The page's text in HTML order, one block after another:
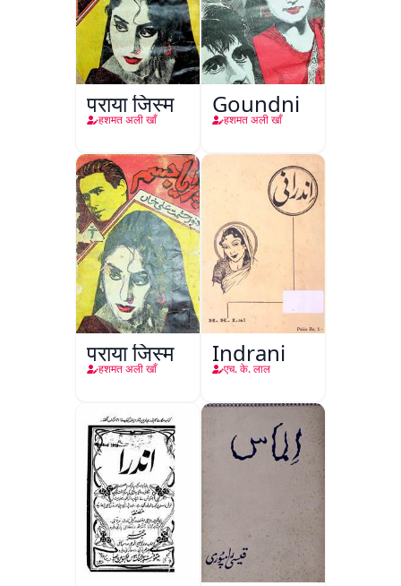
पराया जिस्म
हशमत अली खाँ
Goundni
हशमत अली खाँ
पराया जिस्म
हशमत अली खाँ
Indrani
एच. के. लाल